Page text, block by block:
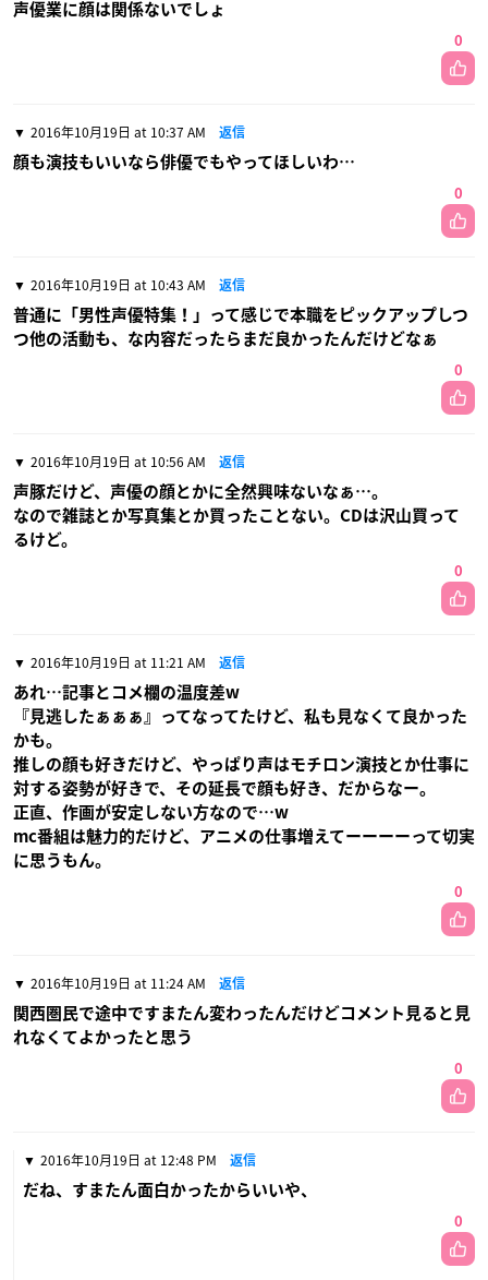
声優業に顔は関係ないでしょ
0
2016年10月19日 at 10:37 AM 返信
顔も演技もいいなら俳優でもやってほしいわ…
0
2016年10月19日 at 10:43 AM 返信
普通に「男性声優特集！」って感じで本職をピックアップしつ
つ他の活動も、な内容だったらまだ良かったんだけどなぁ
0
2016年10月19日 at 10:56 AM 返信
声豚だけど、声優の顔とかに全然興味ないなぁ…。
なので雑誌とか写真集とか買ったことない。CDは沢山買って
るけど。
0
2016年10月19日 at 11:21 AM 返信
あれ…記事とコメ欄の温度差w
『見逃したぁぁぁ』ってなってたけど、私も見なくて良かった
かも。
推しの顔も好きだけど、やっぱり声はモチロン演技とか仕事に
対する姿勢が好きで、その延長で顔も好き、だからなー。
正直、作画が安定しない方なので…w
mc番組は魅力的だけど、アニメの仕事増えてーーーーって切実
に思うもん。
0
2016年10月19日 at 11:24 AM 返信
関西圏民で途中ですまたん変わったんだけどコメント見ると見
れなくてよかったと思う
0
2016年10月19日 at 12:48 PM 返信
だね、すまたん面白かったからいいや、
0